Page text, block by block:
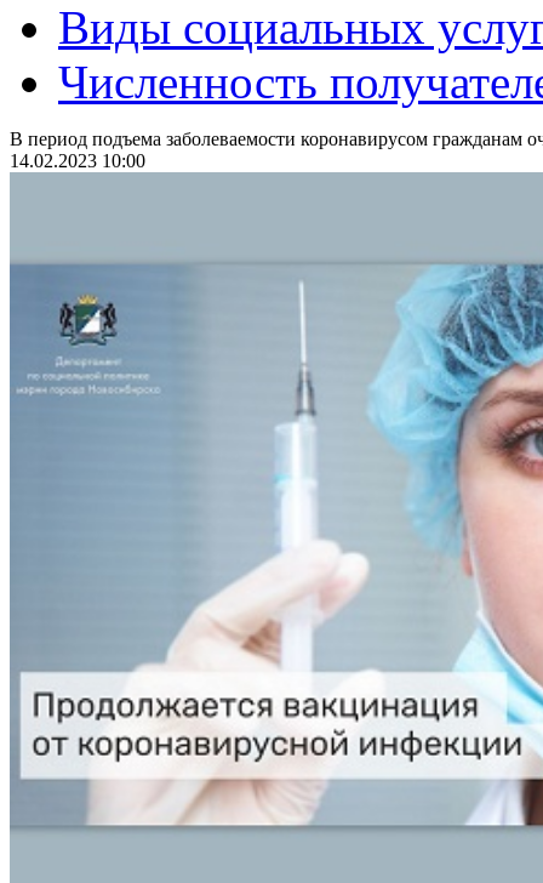
Виды социальных
Численность
В период подъема заболеваемости коронавирусом гражданам
14.02.2023 10:00